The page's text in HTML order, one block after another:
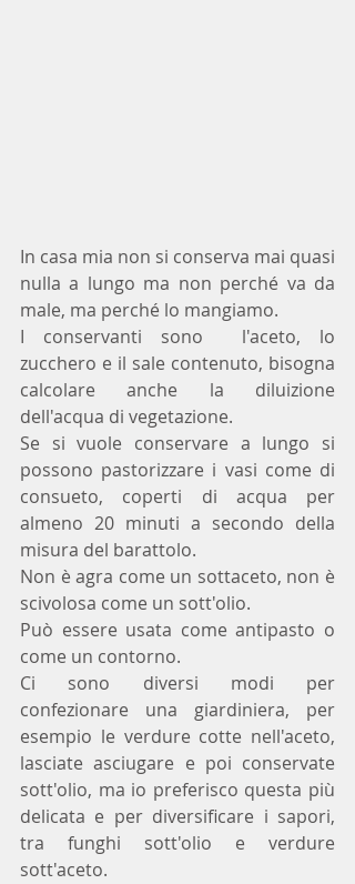
In casa mia non si conserva mai quasi
nulla a lungo ma non perché va da
male, ma perché lo mangiamo.
I conservanti sono  l'aceto, lo
zucchero e il sale contenuto, bisogna
calcolare anche la diluizione
dell'acqua di vegetazione.
Se si vuole conservare a lungo si
possono pastorizzare i vasi come di
consueto, coperti di acqua per
almeno 20 minuti a secondo della
misura del barattolo.
Non è agra come un sottaceto, non è
scivolosa come un sott'olio.
Può essere usata come antipasto o
come un contorno.
Ci sono diversi modi per
confezionare una giardiniera, per
esempio le verdure cotte nell'aceto,
lasciate asciugare e poi conservate
sott'olio, ma io preferisco questa più
delicata e per diversificare i sapori,
tra funghi sott'olio e verdure
sott'aceto.